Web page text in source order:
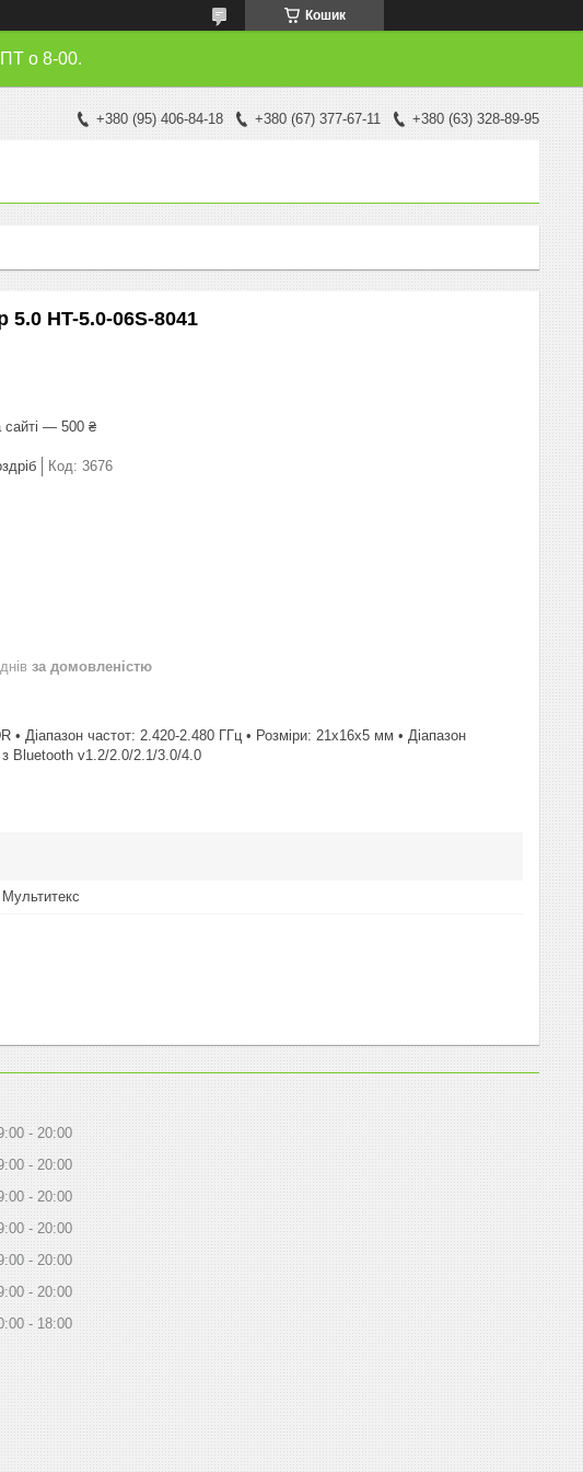
Кошик
о 8-00.
+380 (95) 406-84-18 +380 (67) 377-67-11 +380 (63) 328-89-95
5.0 HT-5.0-06S-8041
сайті — 500 ₴
Код: 3676
за домовленістю
Діапазон частот: 2.420-2.480 ГГц • Розміри: 21x16x5 мм • Діапазон
Bluetooth v1.2/2.0/2.1/3.0/4.0
Мультитекс
20:00
20:00
20:00
20:00
20:00
20:00
18:00